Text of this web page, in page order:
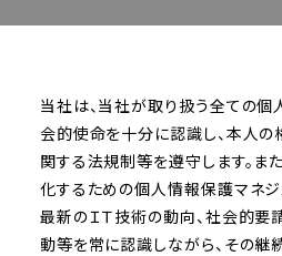
当社は、当社が取り扱う全ての個
会的使命を十分に認識し、本人の
関する法規制等を遵守します。ま
化するための個人情報保護マネジ
最新のＩＴ技術の動向、社会的要
動等を常に認識しながら、その継